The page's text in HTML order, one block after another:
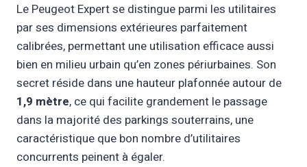
Le Peugeot Expert se distingue parmi les utilitaires
par ses dimensions extérieures parfaitement
calibrées, permettant une utilisation efficace aussi
bien en milieu urbain qu’en zones périurbaines. Son
secret réside dans une hauteur plafonnée autour de
1,9 mètre, ce qui facilite grandement le passage
dans la majorité des parkings souterrains, une
caractéristique que bon nombre d’utilitaires
concurrents peinent à égaler.